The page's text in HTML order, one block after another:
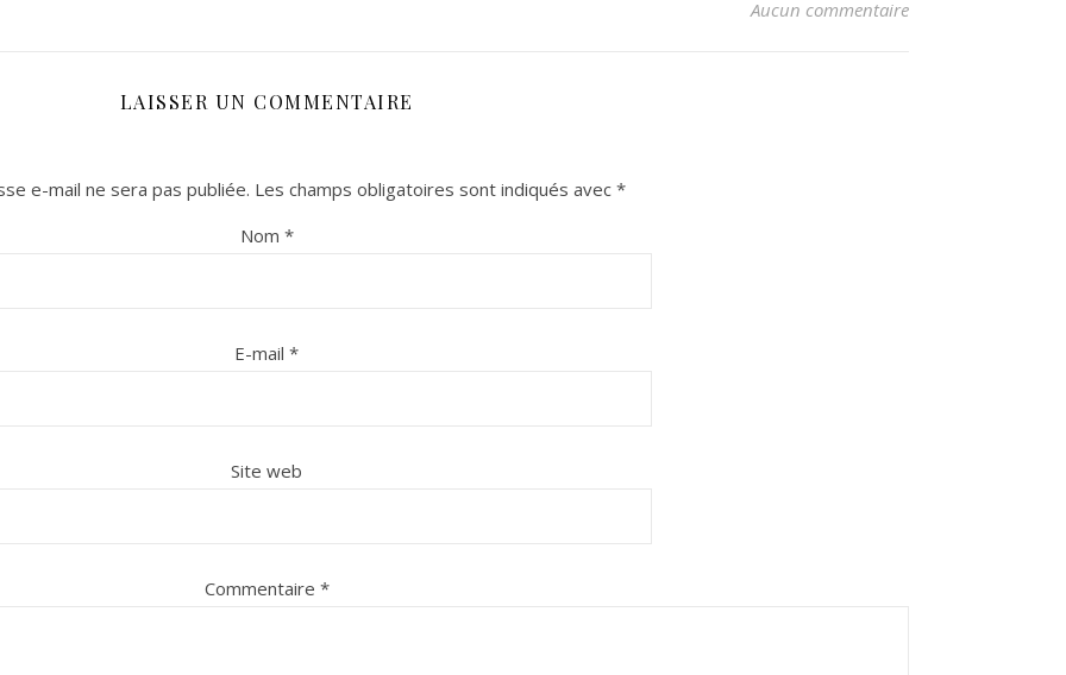
Aucun commentaire
LAISSER UN COMMENTAIRE
e-mail ne sera pas publiée. Les champs obligatoires sont indiqués avec *
Nom *
E-mail *
Site web
Commentaire *